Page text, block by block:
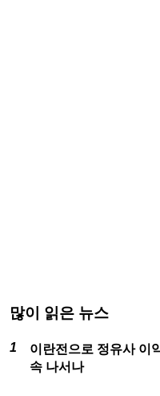
많이 읽은 뉴스
이란전으로 정유사 이
속 나서나